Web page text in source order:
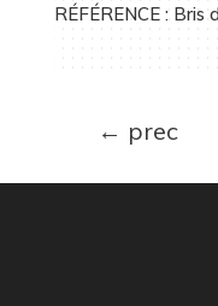
RÉFÉRENCE : Bris
← prec